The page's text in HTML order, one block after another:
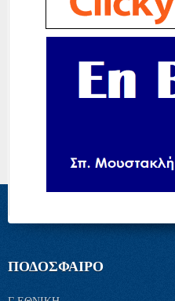
ΠΟΔΟΣΦΑΙΡΟ